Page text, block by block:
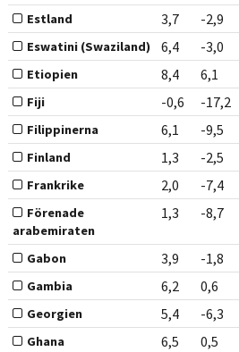
Estland 3,7 -2,9
Eswatini (Swaziland) 6,4 -3,0
Etiopien 8,4 6,1
Fiji -0,6 -17,2
Filippinerna 6,1 -9,5
Finland 1,3 -2,5
Frankrike 2,0 -7,4
Förenade
arabemiraten
1,3 -8,7
Gabon 3,9 -1,8
Gambia 6,2 0,6
Georgien 5,4 -6,3
Ghana 6,5 0,5